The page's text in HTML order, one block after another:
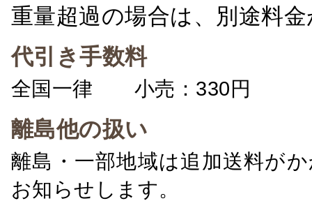
重量超過の場合は、別途料
代引き手数料
全国一律 小売：330円 卸
離島他の扱い
離島・一部地域は追加送料が
お知らせします。